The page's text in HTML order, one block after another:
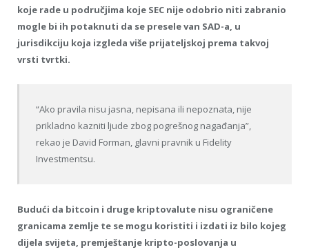
koje rade u područjima koje SEC nije odobrio niti zabranio
mogle bi ih potaknuti da se presele van SAD-a, u
jurisdikciju koja izgleda više prijateljskoj prema takvoj
vrsti tvrtki.
“Ako pravila nisu jasna, nepisana ili nepoznata, nije
prikladno kazniti ljude zbog pogrešnog nagađanja”,
rekao je David Forman, glavni pravnik u Fidelity
Investmentsu.
Budući da bitcoin i druge kriptovalute nisu ograničene
granicama zemlje te se mogu koristiti i izdati iz bilo kojeg
dijela svijeta, premještanje kripto-poslovanja u